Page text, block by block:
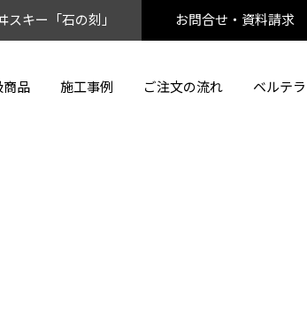
商品 施工事例 ご注文の流れ ベルテ
スキー「石の刻」 お問合せ・資料請求